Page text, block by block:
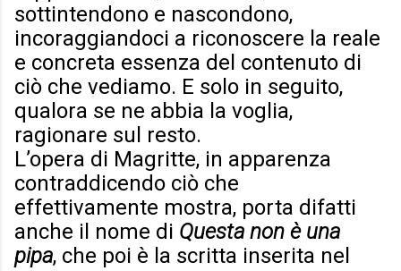
sottintendono e nascondono,
incoraggiandoci a riconoscere la reale
e concreta essenza del contenuto di
ciò che vediamo. E solo in seguito,
qualora se ne abbia la voglia,
ragionare sul resto.
L’opera di Magritte, in apparenza
contraddicendo ciò che
effettivamente mostra, porta difatti
anche il nome di Questa non è una
pipa, che poi è la scritta inserita nel